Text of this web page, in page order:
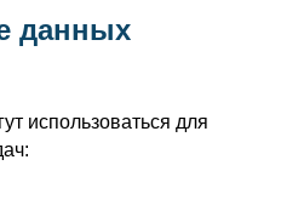
данных
использоваться для